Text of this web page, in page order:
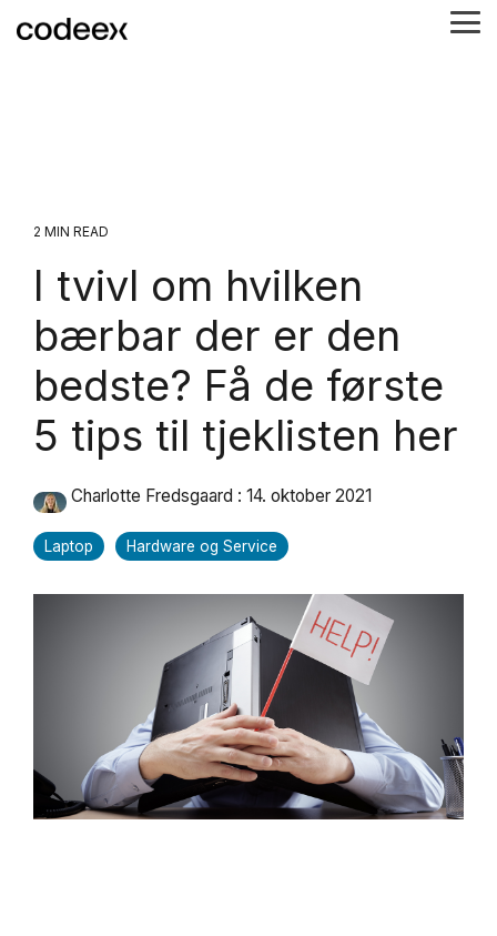
to
2 MIN READ
I tvivl om hvilken
bærbar der er den
bedste? Få de første
5 tips til tjeklisten her
Charlotte Fredsgaard : 14. oktober 2021
Laptop Hardware og Service